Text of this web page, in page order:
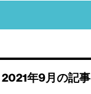
年9月の記事